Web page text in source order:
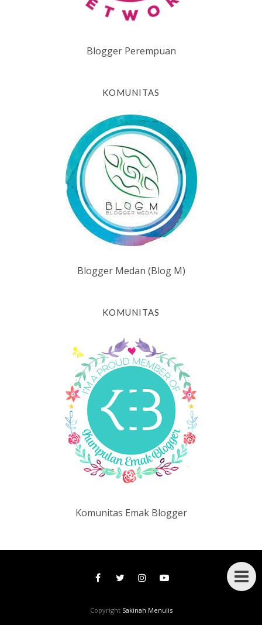
Blogger Perempuan
KOMUNITAS
Blogger Medan (Blog M)
KOMUNITAS
Komunitas Emak Blogger
Copyright Sakinah Menulis